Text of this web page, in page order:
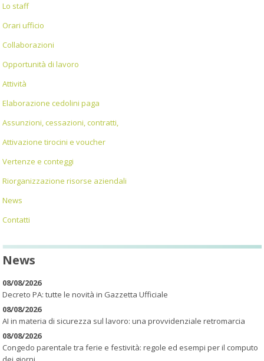
Lo staff
Orari ufficio
Collaborazioni
Opportunità di lavoro
Attività
Elaborazione cedolini paga
Assunzioni, cessazioni, contratti,
Attivazione tirocini e voucher
Vertenze e conteggi
Riorganizzazione risorse aziendali
News
Contatti
News
08/08/2026
Decreto PA: tutte le novità in Gazzetta Ufficiale
08/08/2026
AI in materia di sicurezza sul lavoro: una provvidenziale retromarcia
08/08/2026
Congedo parentale tra ferie e festività: regole ed esempi per il computo